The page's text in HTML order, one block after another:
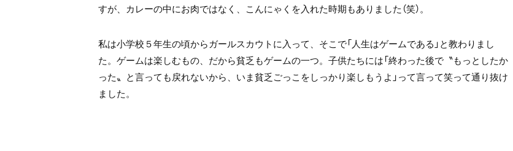
すが、カレーの中にお肉ではなく、こんにゃくを入れた時期もありました（笑）。
私は小学校５年生の頃からガールスカウトに入って、そこで「人生はゲームである」と教わりまし
た。ゲームは楽しむもの、だから貧乏もゲームの一つ。子供たちには「終わった後で〝もっとしたか
った〟と言っても戻れないから、いま貧乏ごっこをしっかり楽しもうよ」って言って笑って通り抜け
ました。